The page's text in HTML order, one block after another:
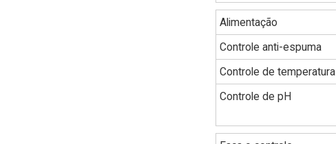
Alimentação
Controle anti-espuma
Controle de temperatura
Controle de pH